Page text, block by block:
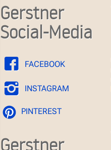
Gerstner
Social-Media
FACEBOOK
INSTAGRAM
PINTEREST
Gerstner